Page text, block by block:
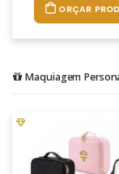
ORÇAR
Maquiagem